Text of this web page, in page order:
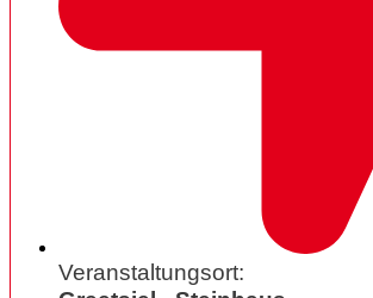
Veranstaltungsort: